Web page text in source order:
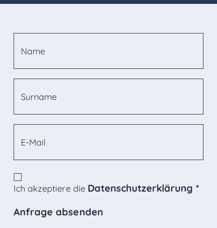
Ich akzeptiere die Datenschutzerklärung*
Anfrage absenden